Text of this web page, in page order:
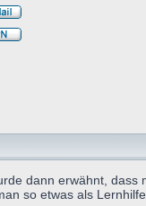
dann erwähnt,
so etwas als